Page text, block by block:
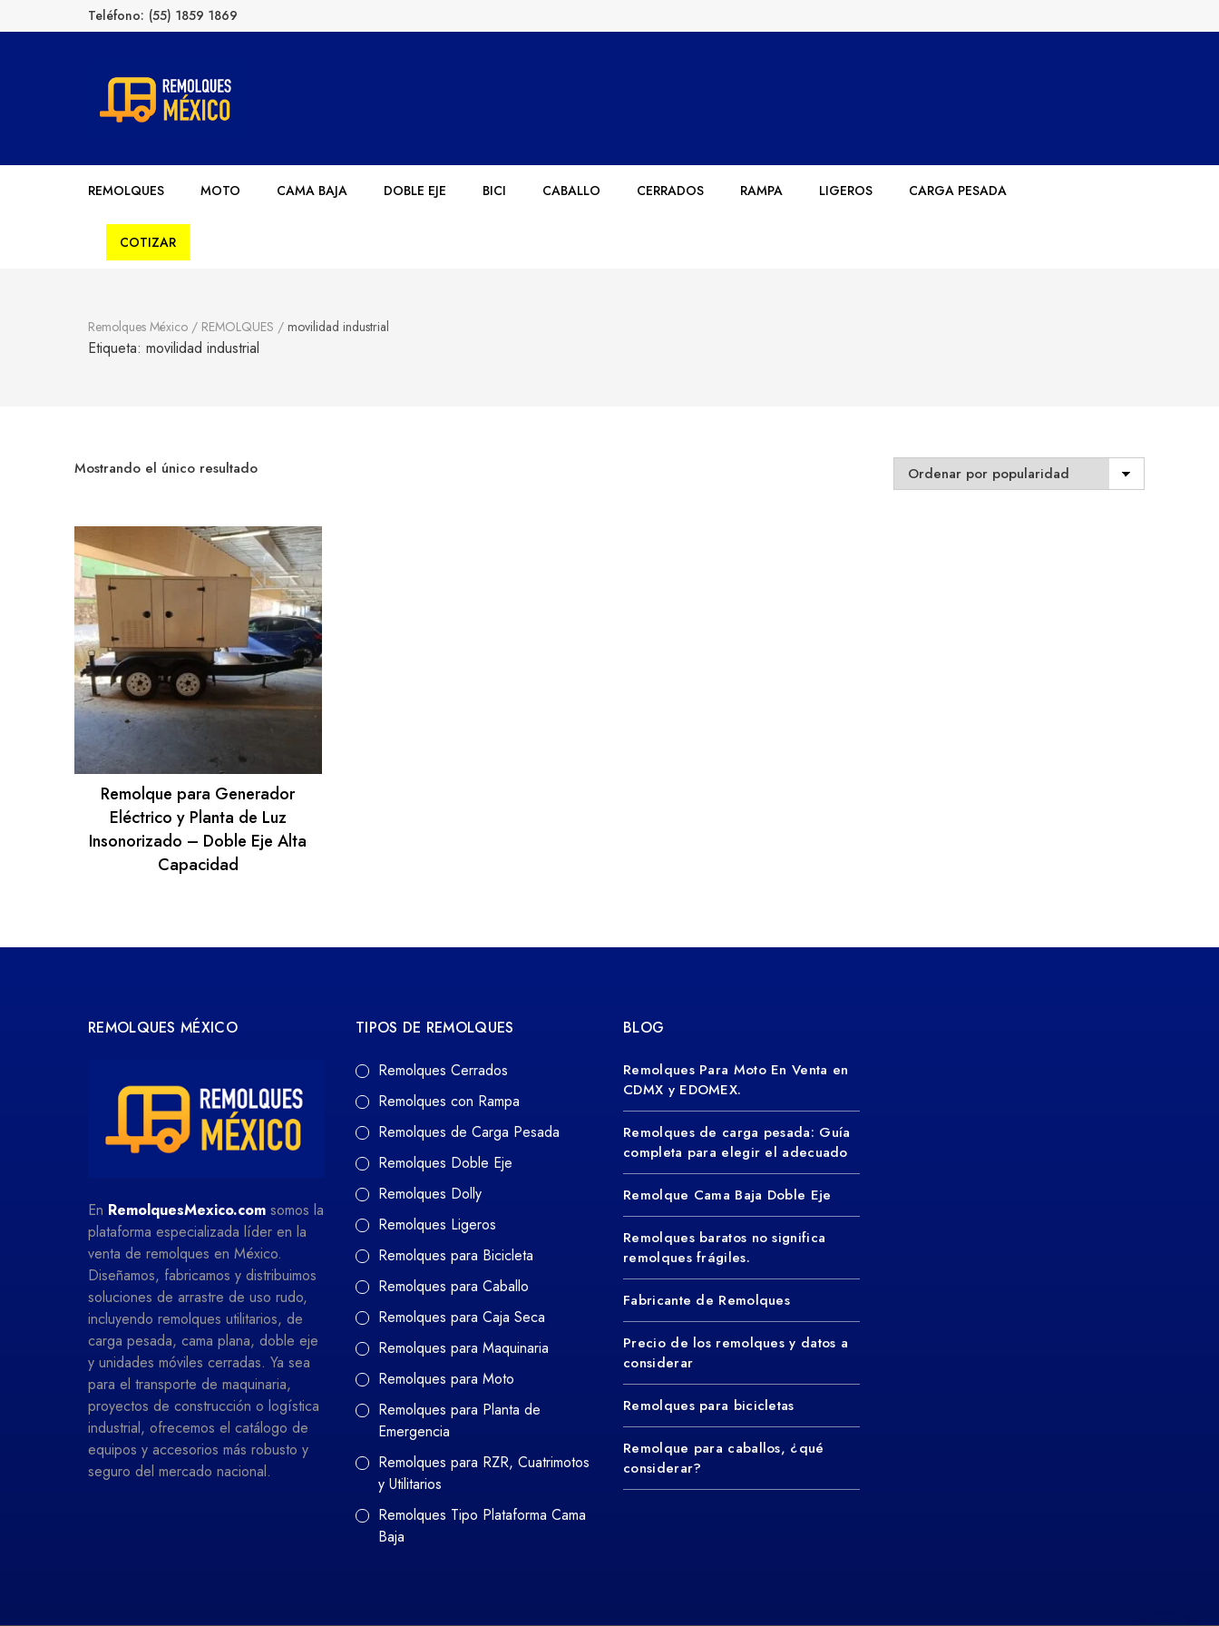
Teléfono: (55) 1859 1869
Remolques México
REMOLQUES MOTO CAMA BAJA DOBLE EJE BICI CABALLO CERRADOS RAMPA LIGEROS CARGA PESADA
COTIZAR
Remolques México / REMOLQUES / movilidad industrial
Etiqueta: movilidad industrial
Mostrando el único resultado
Remolque para Generador
Eléctrico y Planta de Luz
Insonorizado – Doble Eje Alta
Capacidad
REMOLQUES MÉXICO
En RemolquesMexico.com somos la
plataforma especializada líder en la
venta de remolques en México.
Diseñamos, fabricamos y distribuimos
soluciones de arrastre de uso rudo,
incluyendo remolques utilitarios, de
carga pesada, cama plana, doble eje
y unidades móviles cerradas. Ya sea
para el transporte de maquinaria,
proyectos de construcción o logística
industrial, ofrecemos el catálogo de
equipos y accesorios más robusto y
seguro del mercado nacional.
TIPOS DE REMOLQUES
Remolques Cerrados
Remolques con Rampa
Remolques de Carga Pesada
Remolques Doble Eje
Remolques Dolly
Remolques Ligeros
Remolques para Bicicleta
Remolques para Caballo
Remolques para Caja Seca
Remolques para Maquinaria
Remolques para Moto
Remolques para Planta de
Emergencia
Remolques para RZR, Cuatrimotos
y Utilitarios
Remolques Tipo Plataforma Cama
Baja
BLOG
Remolques Para Moto En Venta en
CDMX y EDOMEX.
Remolques de carga pesada: Guía
completa para elegir el adecuado
Remolque Cama Baja Doble Eje
Remolques baratos no significa
remolques frágiles.
Fabricante de Remolques
Precio de los remolques y datos a
considerar
Remolques para bicicletas
Remolque para caballos, ¿qué
considerar?